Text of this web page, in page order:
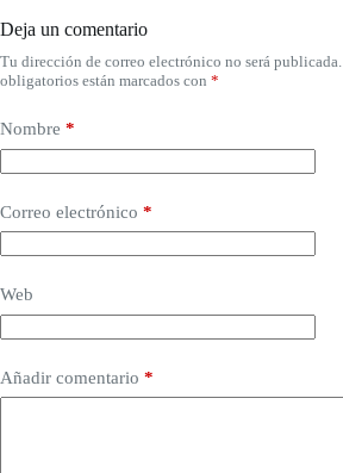
Deja un comentario
Tu dirección de correo electrónico no será publicada.
obligatorios están marcados con *
Nombre *
Correo electrónico *
Web
Añadir comentario *